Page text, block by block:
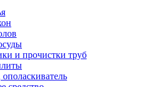
и прочистки труб